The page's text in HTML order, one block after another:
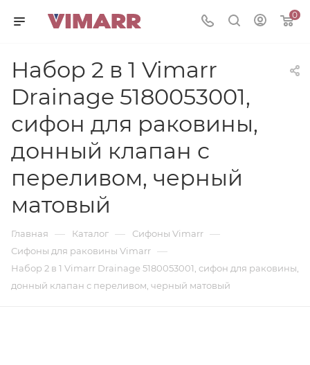
0
Набор 2 в 1 Vimarr
Drainage 5180053001,
сифон для раковины,
донный клапан с
переливом, черный
матовый
Главная — Каталог — Сифоны Vimarr —
Сифоны для раковины Vimarr —
Набор 2 в 1 Vimarr Drainage 5180053001, сифон для раковины,
донный клапан с переливом, черный матовый